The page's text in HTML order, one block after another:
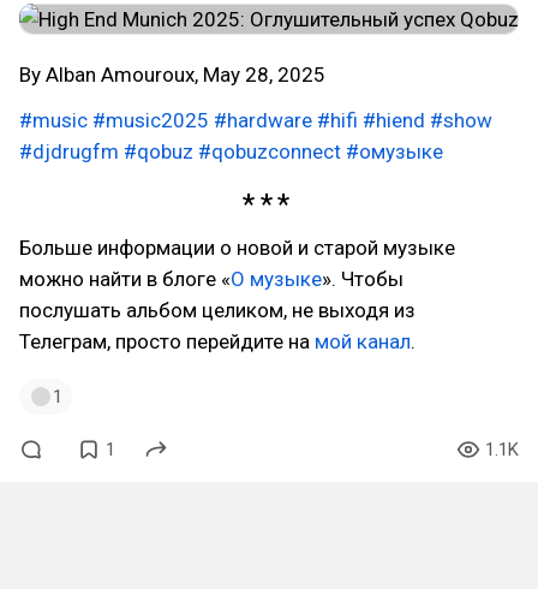
By Alban Amouroux, May 28, 2025
#music #music2025 #hardware #hifi #hiend #show
#djdrugfm #qobuz #qobuzconnect #омузыке
Больше информации о новой и старой музыке
можно найти в блоге «О музыке». Чтобы
послушать альбом целиком, не выходя из
Телеграм, просто перейдите на мой канал.
1
1 1.1K